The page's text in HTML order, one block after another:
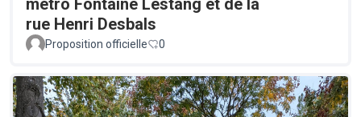
métro Fontaine Lestang et de la
rue Henri Desbals
Proposition officielle 0